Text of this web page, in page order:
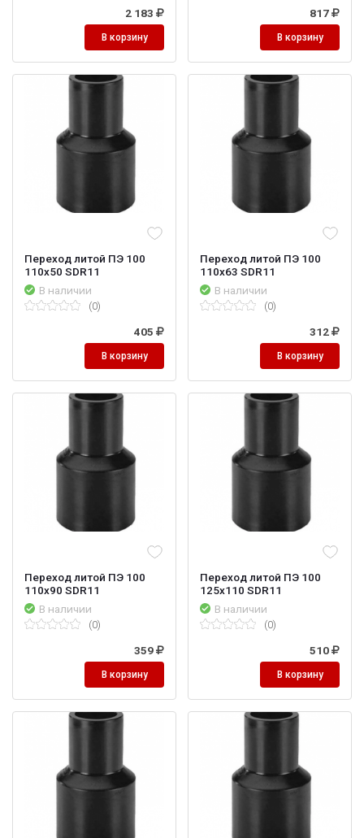
2 183
В корзину
817
В корзину
Переход литой ПЭ 100
110х50 SDR11
В наличии
(0)
405
В корзину
Переход литой ПЭ 100
110х63 SDR11
В наличии
(0)
312
В корзину
Переход литой ПЭ 100
110х90 SDR11
В наличии
(0)
359
В корзину
Переход литой ПЭ 100
125х110 SDR11
В наличии
(0)
510
В корзину